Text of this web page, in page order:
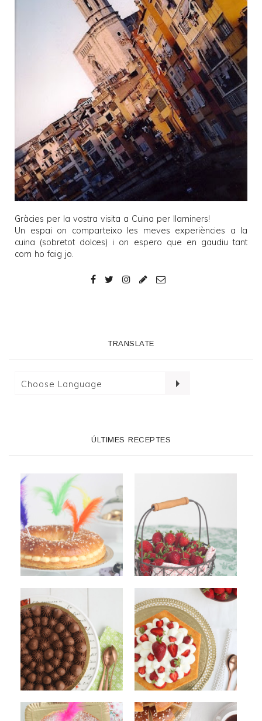
Gràcies per la vostra visita a Cuina per llaminers!
Un espai on comparteixo les meves experiències a la
cuina (sobretot dolces) i on espero que en gaudiu tant
com ho faig jo.
TRANSLATE
ÚLTIMES RECEPTES